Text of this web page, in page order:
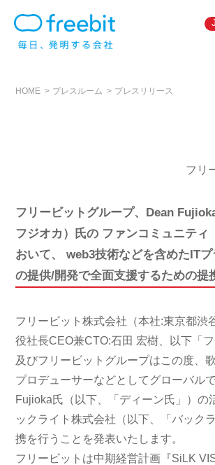
HOME プレスルーム プレスリリース
フリ
フリービットグループ、Dean
フジオカ）氏の ファンコミュニティ
おいて、 web3技術などを含めたIT
の提供/開発で全面支援するための提
フリービット株式会社（本社:東京都渋
役社長CEO兼CTO:石田 宏樹、以下「フ
及びフリービットグループはこの度、
プロデューサーなどとしてグローバル
Fujioka氏（以下、「ディーン氏」）の
ックライト株式会社（以下、「バック
携を行うことを発表いたします。
フリービットは中期経営計画『SiLK